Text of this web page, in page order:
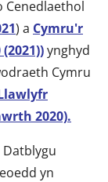
Cenedlaethol
) a Cymru'r
ynghyd
Cymru
2020).
Datblygu
yn